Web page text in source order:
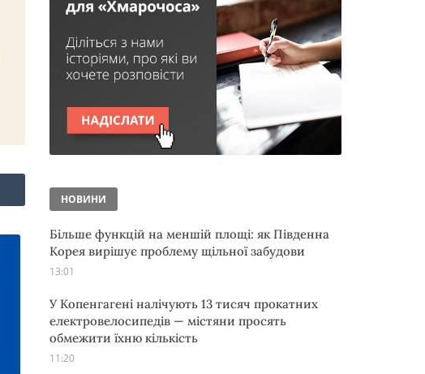
НОВИНИ
Більше функцій на меншій площі: як Південна
Корея вирішує проблему щільної забудови
13:01
У Копенгагені налічують 13 тисяч прокатних
електровелосипедів — містяни просять
обмежити їхню кількість
11:20